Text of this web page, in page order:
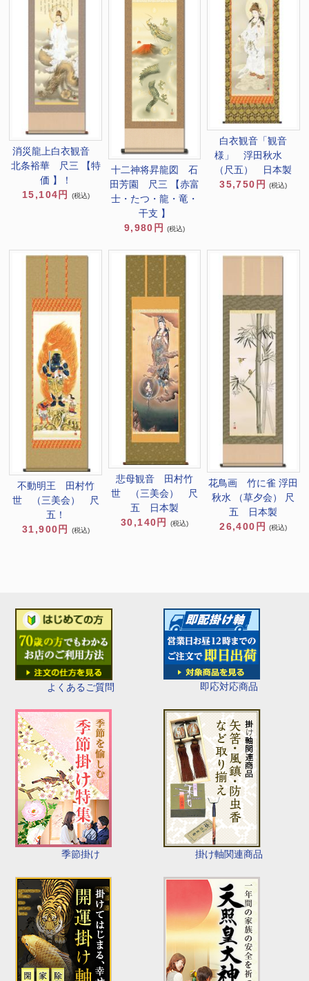
よくあるご質問 即応対応商品
季節掛け 掛け軸関連商品
消災龍上白衣観音
北条裕華 尺三 【特
価 】！
15,104円
(税込)
十二神将昇龍図 石
田芳園 尺三 【赤富
士・たつ・龍・竜・
干支 】
9,980円
(税込)
白衣観音「観音
様」 浮田秋水
（尺五） 日本製
35,750円
(税込)
不動明王 田村竹
世 （三美会） 尺
五！
31,900円
(税込)
悲母観音 田村竹
世 （三美会） 尺
五 日本製
30,140円
(税込)
花鳥画 竹に雀 浮田
秋水 （草夕会） 尺
五 日本製
26,400円
(税込)